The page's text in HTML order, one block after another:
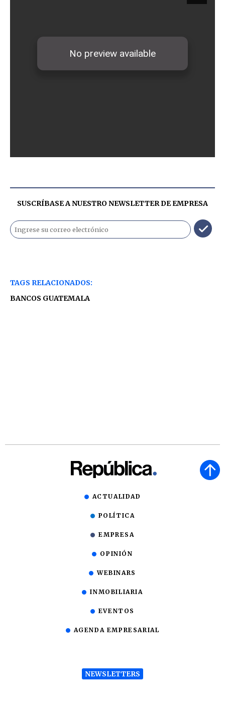
SUSCRÍBASE A NUESTRO NEWSLETTER DEEMPRESA
TAGS RELACIONADOS:
BANCOS GUATEMALA
ACTUALIDAD
POLÍTICA
EMPRESA
OPINIÓN
WEBINARS
INMOBILIARIA
EVENTOS
AGENDA EMPRESARIAL
NEWSLETTERS